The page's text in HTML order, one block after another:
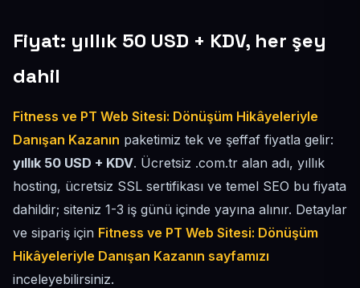
Fiyat: yıllık 50 USD + KDV, her şey
dahil
Fitness ve PT Web Sitesi: Dönüşüm Hikâyeleriyle
Danışan Kazanın paketimiz tek ve şeffaf fiyatla gelir:
yıllık 50 USD + KDV. Ücretsiz .com.tr alan adı, yıllık
hosting, ücretsiz SSL sertifikası ve temel SEO bu fiyata
dahildir; siteniz 1-3 iş günü içinde yayına alınır. Detaylar
ve sipariş için Fitness ve PT Web Sitesi: Dönüşüm
Hikâyeleriyle Danışan Kazanın sayfamızı
inceleyebilirsiniz.